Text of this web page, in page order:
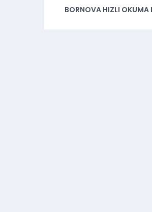
BORNOVA HIZLI OKUMA